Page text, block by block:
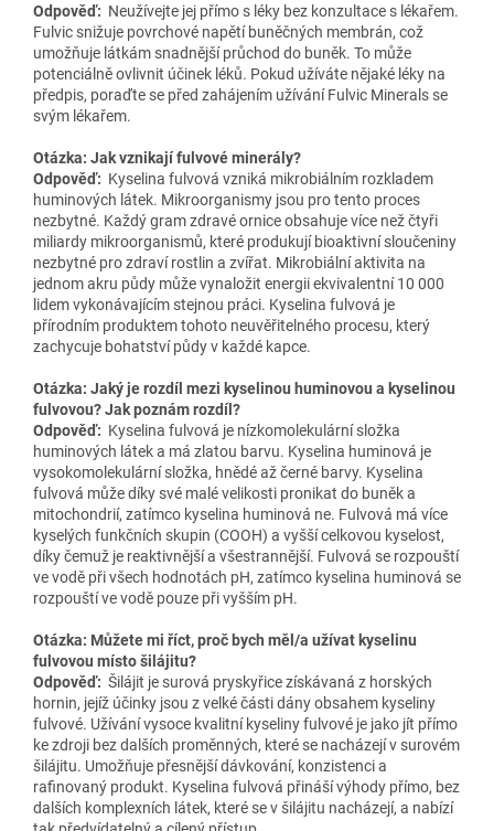
Odpověď: Neužívejte jej přímo s léky bez konzultace s lékařem.
Fulvic snižuje povrchové napětí buněčných membrán, což
umožňuje látkám snadnější průchod do buněk. To může
potenciálně ovlivnit účinek léků. Pokud užíváte nějaké léky na
předpis, poraďte se před zahájením užívání Fulvic Minerals se
svým lékařem.
Otázka: Jak vznikají fulvové minerály?
Odpověď: Kyselina fulvová vzniká mikrobiálním rozkladem
huminových látek. Mikroorganismy jsou pro tento proces
nezbytné. Každý gram zdravé ornice obsahuje více než čtyři
miliardy mikroorganismů, které produkují bioaktivní sloučeniny
nezbytné pro zdraví rostlin a zvířat. Mikrobiální aktivita na
jednom akru půdy může vynaložit energii ekvivalentní 10 000
lidem vykonávajícím stejnou práci. Kyselina fulvová je
přírodním produktem tohoto neuvěřitelného procesu, který
zachycuje bohatství půdy v každé kapce.
Otázka: Jaký je rozdíl mezi kyselinou huminovou a kyselinou
fulvovou? Jak poznám rozdíl?
Odpověď: Kyselina fulvová je nízkomolekulární složka
huminových látek a má zlatou barvu. Kyselina huminová je
vysokomolekulární složka, hnědé až černé barvy. Kyselina
fulvová může díky své malé velikosti pronikat do buněk a
mitochondrií, zatímco kyselina huminová ne. Fulvová má více
kyselých funkčních skupin (COOH) a vyšší celkovou kyselost,
díky čemuž je reaktivnější a všestrannější. Fulvová se rozpouští
ve vodě při všech hodnotách pH, ​​zatímco kyselina huminová se
rozpouští ve vodě pouze při vyšším pH.
Otázka: Můžete mi říct, proč bych měl/a užívat kyselinu
fulvovou místo šilájitu?
Odpověď: Šilájit je surová pryskyřice získávaná z horských
hornin, jejíž účinky jsou z velké části dány obsahem kyseliny
fulvové. Užívání vysoce kvalitní kyseliny fulvové je jako jít přímo
ke zdroji bez dalších proměnných, které se nacházejí v surovém
šilájitu. Umožňuje přesnější dávkování, konzistenci a
rafinovaný produkt. Kyselina fulvová přináší výhody přímo, bez
dalších komplexních látek, které se v šilájitu nacházejí, a nabízí